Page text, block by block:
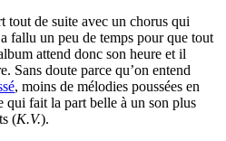
tout de suite avec un chorus qui
fallu un peu de temps pour que tout
attend donc son heure et il
Sans doute parce qu’on entend
, moins de mélodies poussées en
qui fait la part belle à un son plus
(K.V.).